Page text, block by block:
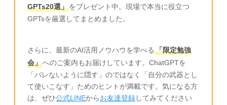
GPTs20選」をプレゼント中。現場で本当に役立つ
GPTsを厳選してまとめました。
さらに、最新のAI活用ノウハウを学べる「限定勉強
会」へのご案内もお届けしています。ChatGPTを
「バレないように隠す」のではなく「自分の武器とし
て使いこなす」ためのヒントが満載です。気になる方
は、ぜひ公式LINEからお友達登録してみてください